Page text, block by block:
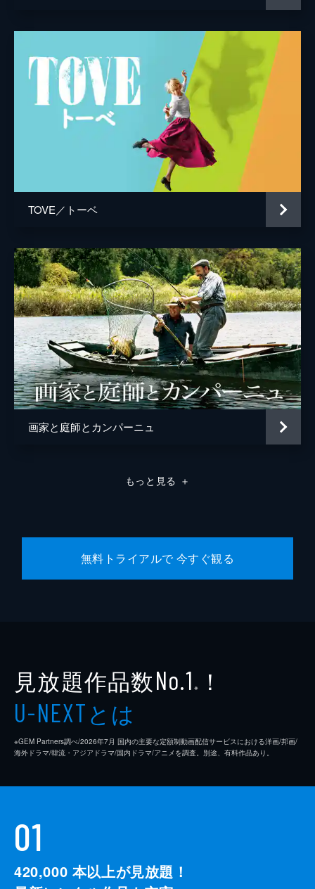
TOVE／トーベ
画家と庭師とカンパーニュ
もっと見る ＋
無料トライアルで 今すぐ観る
見放題作品数No.1 ※ ！
U-NEXTとは
※GEM Partners調べ/2026年7⽉ 国内の主要な定額制動画配信サービスにおける洋画/邦画/
海外ドラマ/韓流・アジアドラマ/国内ドラマ/アニメを調査。別途、有料作品あり。
01
420,000 本以上が見放題！